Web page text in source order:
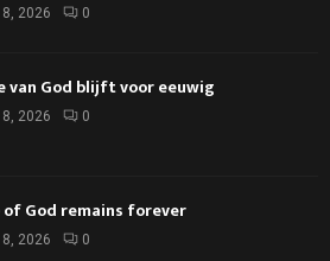
2026 0
van God blijft voor eeuwig
2026 0
of God remains forever
2026 0